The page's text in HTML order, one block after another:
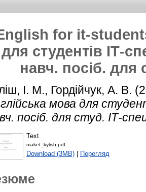
for it-
для студентів ІТ-
навч. посіб. для
І. М., Гордійчук, А. В.
мова для
посіб. для студ. ІТ-
Text
maket_kylish.pdf
Download (3MB) Перегляд